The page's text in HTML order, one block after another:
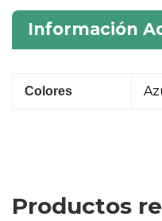
Información
Colores
Productos